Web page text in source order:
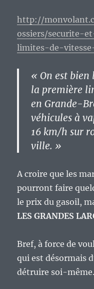
http://
ossiers/securite-
limites-de-
« On est bien
la première
en Grande-
véhicules à
16 km/h sur
ville. »
A croire que les
pourront faire
le prix du gasoil,
LES GRANDES
Bref, à force de
qui est désormais
détruire soi-même.